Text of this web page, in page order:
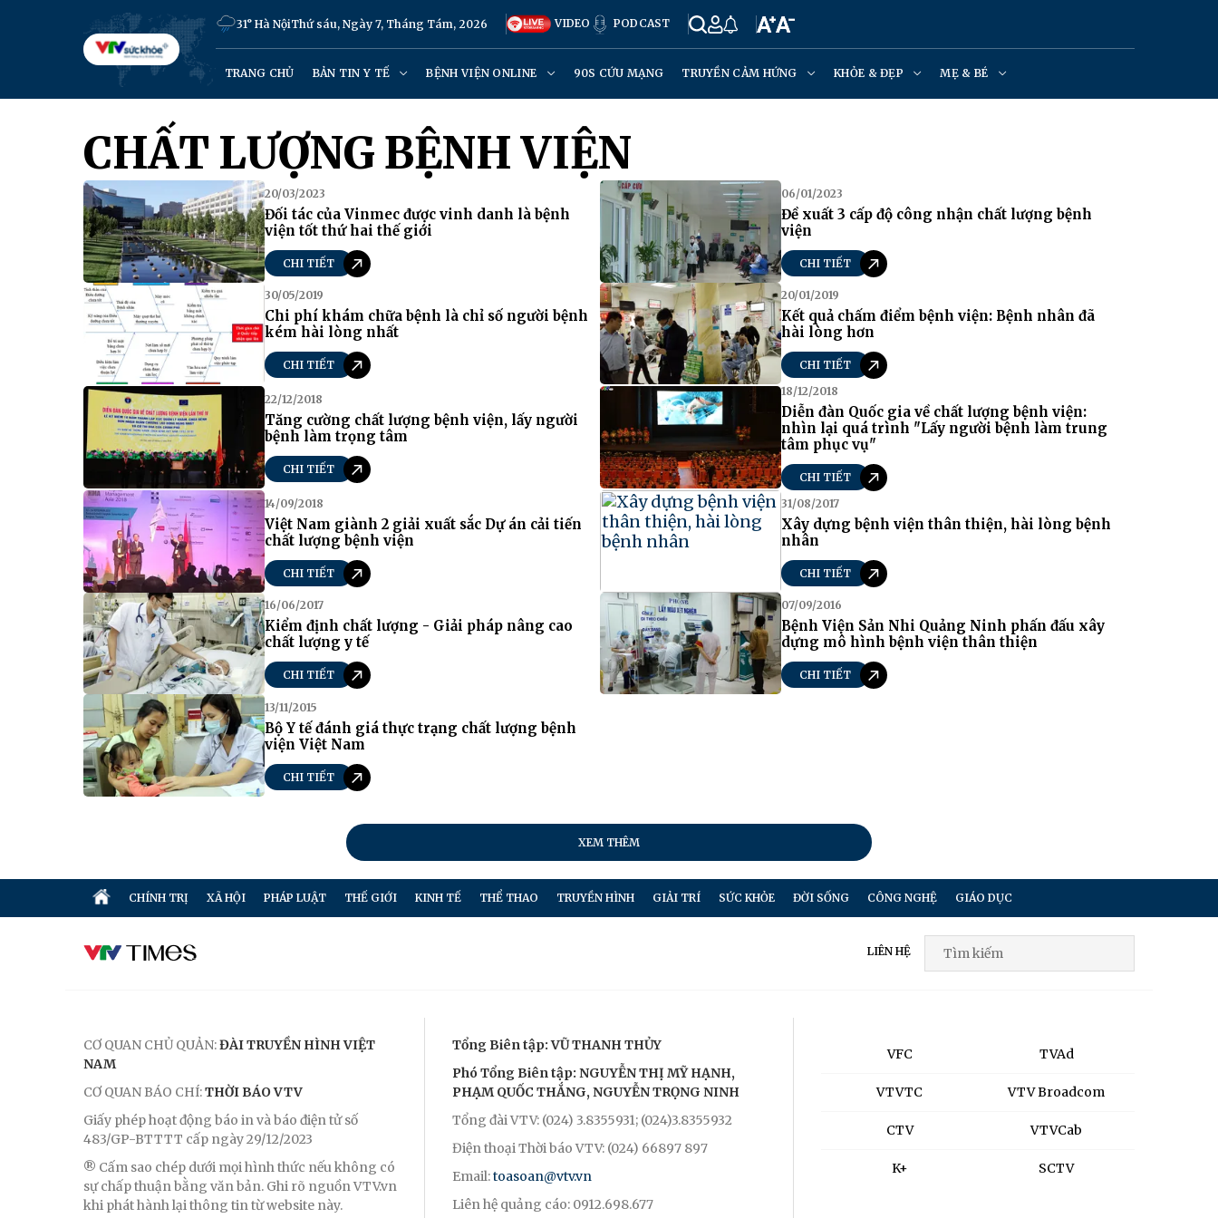
31° Hà NộiThứ sáu, Ngày 7, Tháng Tám, 2026 VIDEO PODCAST
TRANG CHỦ BẢN TIN Y TẾ BỆNH VIỆN ONLINE 90S CỨU MẠNG TRUYỀN CẢM HỨNG KHỎE & ĐẸP MẸ & BÉ
CHẤT LƯỢNG BỆNH VIỆN
20/03/2023
Đối tác của Vinmec được vinh danh là bệnh
viện tốt thứ hai thế giới
CHI TIẾT
06/01/2023
Đề xuất 3 cấp độ công nhận chất lượng bệnh
viện
CHI TIẾT
30/05/2019
Chi phí khám chữa bệnh là chỉ số người bệnh
kém hài lòng nhất
CHI TIẾT
20/01/2019
Kết quả chấm điểm bệnh viện: Bệnh nhân đã
hài lòng hơn
CHI TIẾT
22/12/2018
Tăng cường chất lượng bệnh viện, lấy người
bệnh làm trọng tâm
CHI TIẾT
18/12/2018
Diễn đàn Quốc gia về chất lượng bệnh viện:
nhìn lại quá trình "Lấy người bệnh làm trung
tâm phục vụ"
CHI TIẾT
14/09/2018
Việt Nam giành 2 giải xuất sắc Dự án cải tiến
chất lượng bệnh viện
CHI TIẾT
31/08/2017
Xây dựng bệnh viện thân thiện, hài lòng bệnh
nhân
CHI TIẾT
16/06/2017
Kiểm định chất lượng - Giải pháp nâng cao
chất lượng y tế
CHI TIẾT
07/09/2016
Bệnh Viện Sản Nhi Quảng Ninh phấn đấu xây
dựng mô hình bệnh viện thân thiện
CHI TIẾT
13/11/2015
Bộ Y tế đánh giá thực trạng chất lượng bệnh
viện Việt Nam
CHI TIẾT
XEM THÊM
CHÍNH TRỊ XÃ HỘI PHÁP LUẬT THẾ GIỚI KINH TẾ THỂ THAO TRUYỀN HÌNH GIẢI TRÍ SỨC KHỎE ĐỜI SỐNG CÔNG NGHỆ GIÁO DỤC
LIÊN HỆ
CƠ QUAN CHỦ QUẢN:ĐÀI TRUYỀN HÌNH VIỆT
NAM
CƠ QUAN BÁO CHÍ:THỜI BÁO VTV
Giấy phép hoạt động báo in và báo điện tử số
483/GP-BTTTT cấp ngày 29/12/2023
® Cấm sao chép dưới mọi hình thức nếu không có
sự chấp thuận bằng văn bản. Ghi rõ nguồn VTV.vn
khi phát hành lại thông tin từ website này.
Tổng Biên tập: VŨ THANH THỦY
Phó Tổng Biên tập: NGUYỄN THỊ MỸ HẠNH,
PHẠM QUỐC THẮNG, NGUYỄN TRỌNG NINH
Tổng đài VTV: (024) 3.8355931; (024)3.8355932
Điện thoại Thời báo VTV: (024) 66897 897
Email:toasoan@vtv.vn
Liên hệ quảng cáo: 0912.698.677
VFC
VTVTC
CTV
K+
TVAd
VTV Broadcom
VTVCab
SCTV